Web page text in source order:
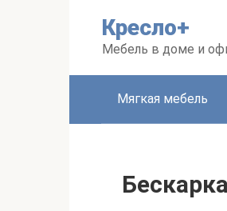
Кресло+
Мебель в доме и
Мягкая мебель